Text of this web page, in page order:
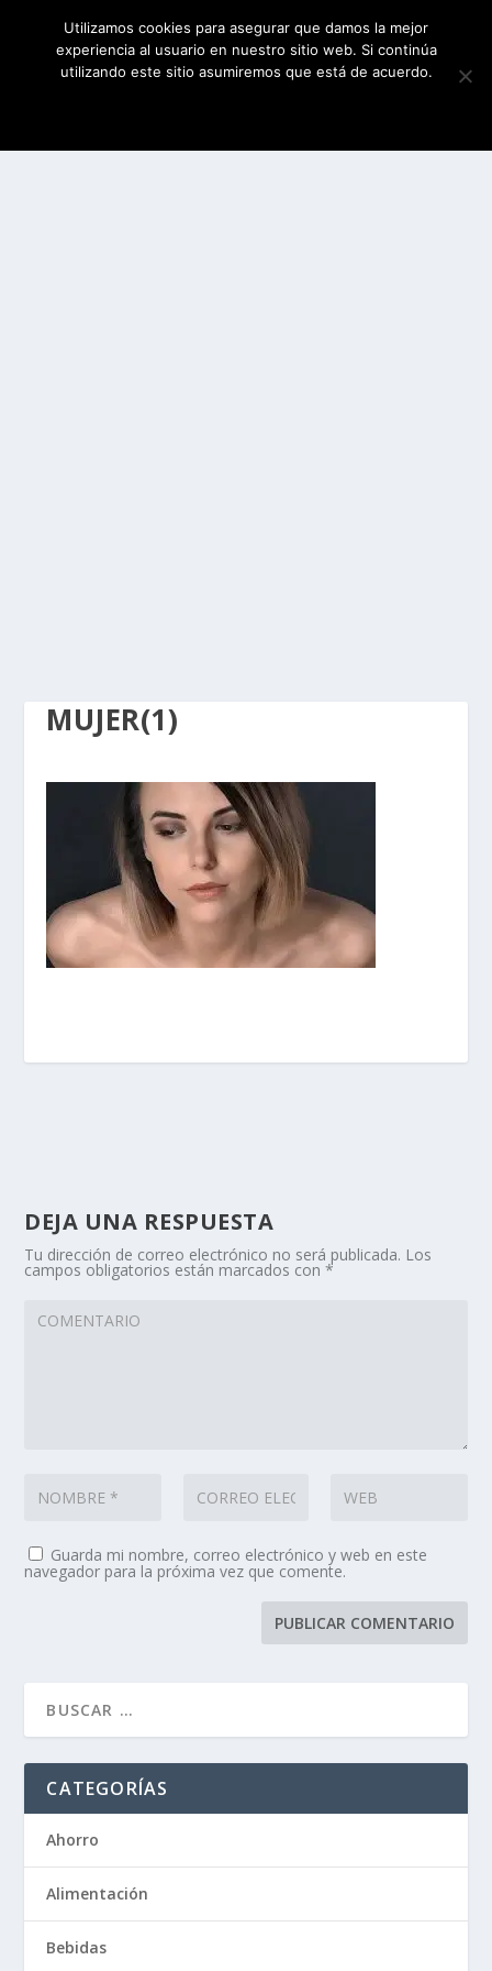
MUJER(1)
DEJA UNA RESPUESTA
Tu dirección de correo electrónico no será publicada. Los
campos obligatorios están marcados con*
Guarda mi nombre, correo electrónico y web en este
navegador para la próxima vez que comente.
CATEGORÍAS
Ahorro
Alimentación
Bebidas
Utilizamos cookies para asegurar que damos la mejor
experiencia al usuario en nuestro sitio web. Si continúa
utilizando este sitio asumiremos que está de acuerdo.